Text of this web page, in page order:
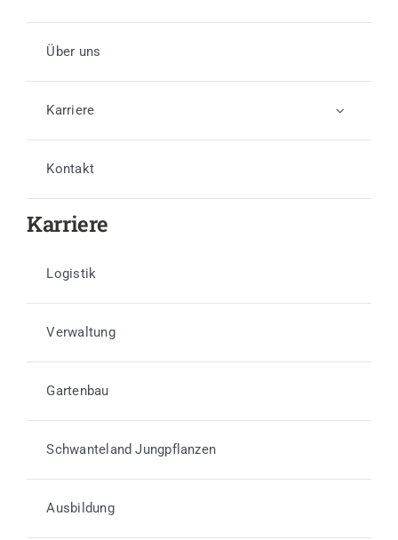
Über uns
Karriere
Kontakt
Karriere
Logistik
Verwaltung
Gartenbau
Schwanteland Jungpflanzen
Ausbildung